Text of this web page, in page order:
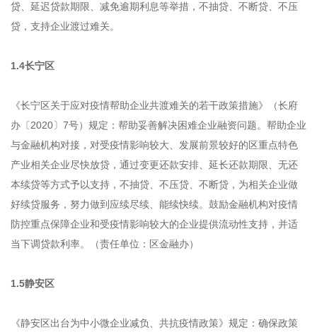
贷、延迟贷款期限、减免逾期利息等举措，不抽贷、不断贷、不压
贷，支持企业渡过难关。
1.4长宁区
《长宁区关于应对疫情帮助企业共渡难关的若干政策措施》（长府
办〔2020〕7号）规定：帮助妥善解决困难企业融资问题。帮助企业
与金融机构对接，对受疫情影响较大、发展前景较好的区重点特色
产业相关企业尽快放贷，通过变更还款安排、延长还款期限、无还
本续贷等方式予以支持，不抽贷、不压贷、不断贷，为相关企业做
好续贷服务，努力做到应续尽续、能续快续。鼓励金融机构对疫情
防控重点保障企业和受疫情影响较大的企业提供流动性支持，并适
当下调贷款利率。（责任单位：区金融办）
1.5静安区
《静安区出台为中小微企业减负、共抗疫情政策》规定：确保政策